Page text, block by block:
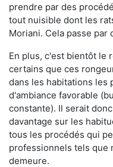
prendre par des
tout nuisible dont les
Moriani. Cela passe par
En plus, c'est bientôt le
certains que ces
dans les habitations les
d'ambiance favorable
constante). Il serait
davantage sur les
tous les procédés qui
professionnels tels que
demeure.